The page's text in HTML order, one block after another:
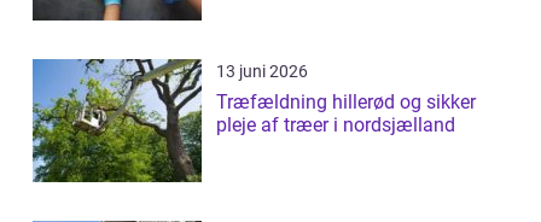
13 juni 2026
Træfældning hillerød og sikker
pleje af træer i nordsjælland